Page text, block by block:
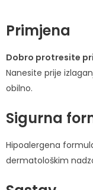
Primjena
Dobro protresite
Nanesite prije
obilno.
Sigurna
Hipoalergena
dermatološkim